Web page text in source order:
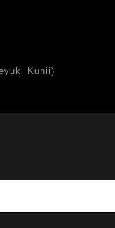
Kunii)